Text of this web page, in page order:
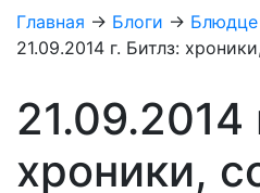
Главная → Блоги → Блюдце
21.09.2014 г. Битлз:
21.09.2014
хроники,